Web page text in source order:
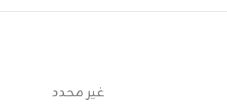
غير محدد